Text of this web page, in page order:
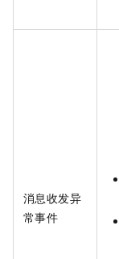
消息收发异
常事件